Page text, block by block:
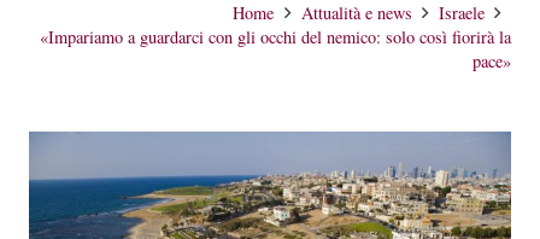
Home Attualità e news
Israele
«Impariamo a guardarci con gli occhi del nemico: solo così fiorirà la
pace»